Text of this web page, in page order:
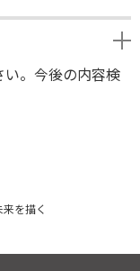
い。今後の内容検
を描く